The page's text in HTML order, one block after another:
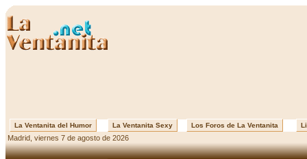
La Ventanita del Humor La Ventanita Sexy Los Foros de La Ventanita
Madrid, viernes 7 de agosto de 2026